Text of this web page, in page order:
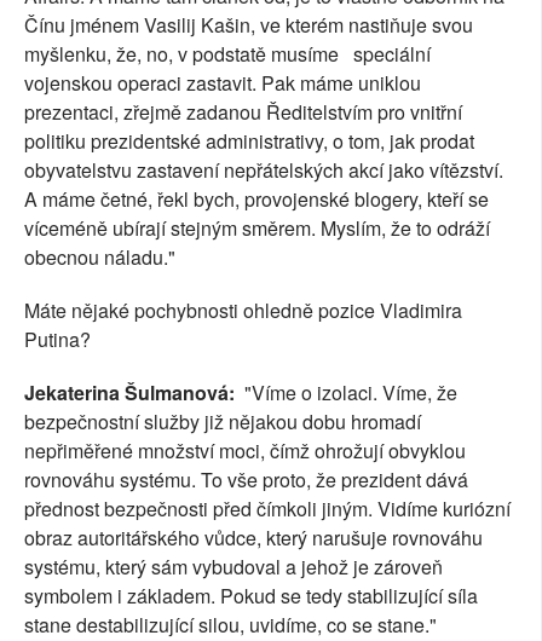
Čínu jménem Vasilij Kašin, ve kterém nastiňuje svou
myšlenku, že, no, v podstatě musíme speciální
vojenskou operaci zastavit. Pak máme uniklou
prezentaci, zřejmě zadanou Ředitelstvím pro vnitřní
politiku prezidentské administrativy, o tom, jak prodat
obyvatelstvu zastavení nepřátelských akcí jako vítězství.
A máme četné, řekl bych, provojenské blogery, kteří se
víceméně ubírají stejným směrem. Myslím, že to odráží
obecnou náladu."
Máte nějaké pochybnosti ohledně pozice Vladimira
Putina?
Jekaterina Šulmanová: "Víme o izolaci. Víme, že
bezpečnostní služby již nějakou dobu hromadí
nepřiměřené množství moci, čímž ohrožují obvyklou
rovnováhu systému. To vše proto, že prezident dává
přednost bezpečnosti před čímkoli jiným. Vidíme kuriózní
obraz autoritářského vůdce, který narušuje rovnováhu
systému, který sám vybudoval a jehož je zároveň
symbolem i základem. Pokud se tedy stabilizující síla
stane destabilizující silou, uvidíme, co se stane."